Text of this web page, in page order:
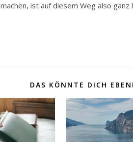
ist auf diesem Weg also ganz
DAS KÖNNTE DICH